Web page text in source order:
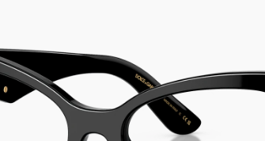
sicura e gratuita, senza spesa minima